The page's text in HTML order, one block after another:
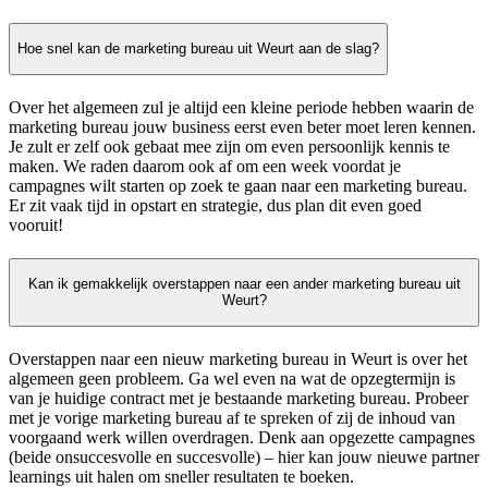
Hoe snel kan de marketing bureau uit Weurt aan de slag?
Over het algemeen zul je altijd een kleine periode hebben waarin de
marketing bureau jouw business eerst even beter moet leren kennen.
Je zult er zelf ook gebaat mee zijn om even persoonlijk kennis te
maken. We raden daarom ook af om een week voordat je
campagnes wilt starten op zoek te gaan naar een marketing bureau.
Er zit vaak tijd in opstart en strategie, dus plan dit even goed
vooruit!
Kan ik gemakkelijk overstappen naar een ander marketing bureau uit
Weurt?
Overstappen naar een nieuw marketing bureau in Weurt is over het
algemeen geen probleem. Ga wel even na wat de opzegtermijn is
van je huidige contract met je bestaande marketing bureau. Probeer
met je vorige marketing bureau af te spreken of zij de inhoud van
voorgaand werk willen overdragen. Denk aan opgezette campagnes
(beide onsuccesvolle en succesvolle) – hier kan jouw nieuwe partner
learnings uit halen om sneller resultaten te boeken.